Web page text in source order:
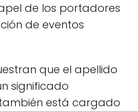
de los portadores
de eventos
que el apellido
significado
está cargado